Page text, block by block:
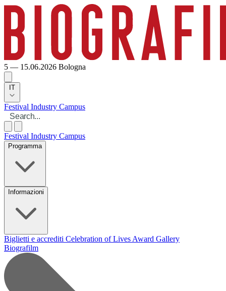
5 — 15.06.2026 Bologna
IT
Festival Industry Campus
Festival Industry Campus
Programma
Informazioni
Biglietti e accrediti Celebration of Lives Award Gallery
Biografilm